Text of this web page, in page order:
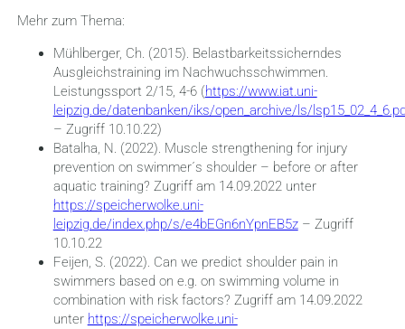
Mehr zum Thema:
Mühlberger, Ch. (2015). Belastbarkeitssicherndes
Ausgleichstraining im Nachwuchsschwimmen.
Leistungssport 2/15, 4-6 (https://www.iat.uni-
leipzig.de/datenbanken/iks/open_archive/ls/
– Zugriff 10.10.22)
Batalha, N. (2022). Muscle strengthening for injury
prevention on swimmer´s shoulder – before or after
aquatic training? Zugriff am 14.09.2022 unter
https://speicherwolke.uni-
leipzig.de/index.php/s/e4bEGn6nYpnEB5z– Zugriff
10.10.22
Feijen, S. (2022). Can we predict shoulder pain in
swimmers based on e.g. on swimming volume in
combination with risk factors? Zugriff am 14.09.2022
unter https://speicherwolke.uni-